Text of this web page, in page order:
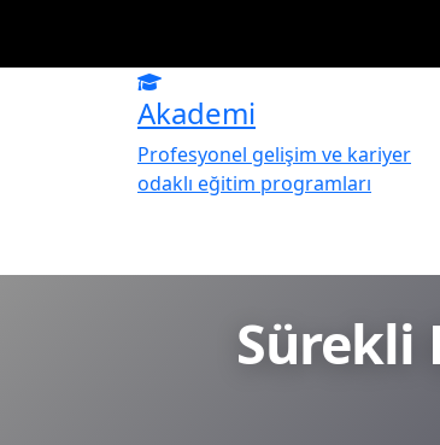
Akademi
Profesyonel gelişim ve kariyer
odaklı eğitim programları
Sürekli